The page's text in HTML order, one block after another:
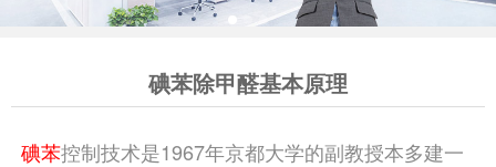
碘苯除甲醛基本原理
碘苯控制技术是1967年京都大学的副教授本多建一